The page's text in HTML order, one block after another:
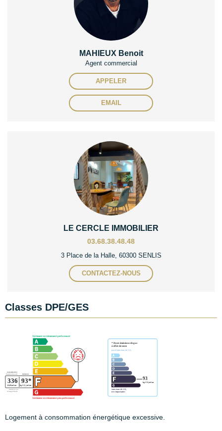
MAHIEUX Benoit
Agent commercial
APPELER
EMAIL
LE CERCLE IMMOBILIER
03.68.38.48.48
3 Place de la Halle, 60300 SENLIS
CONTACTEZ-NOUS
Classes DPE/GES
Logement à consommation énergétique excessive.